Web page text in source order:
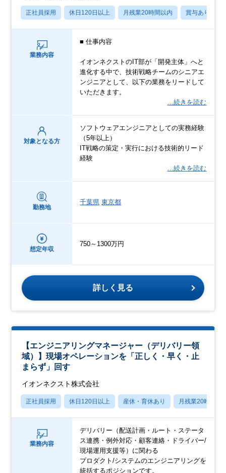
正社員採用 休日120日以上 月残業20時間以内 賞与あり
業務内容
■ 仕事内容
イオンネクストのIT部が「開発主体」へと
進化する中で、技術戦略チームのシニアエ
ンジニアとして、以下の業務をリードして
いただきます。
…続きを読む
対象となる方
ソフトウェアエンジニアとしての実務経験
（5年以上）
IT戦略の策定・実行における技術的リード
経験
…続きを読む
勤務地
千葉県 東京都
想定年収
750～1300万円
詳しく見る
【エンジニアリングマネージャー（デリバリー領
域）】現場オペレーションを「正しく・早く・止
まらず」回す
イオンネクスト株式会社
正社員採用 休日120日以上 産休・育休あり 月残業20時間以
業務内容
デリバリー（配送計画・ルート・ステータ
ス連携・例外対応・顧客連絡・ドライバー/
現場運用支援等）に関わる
プロダクト/システムのエンジニアリングを
統括するポジションです。